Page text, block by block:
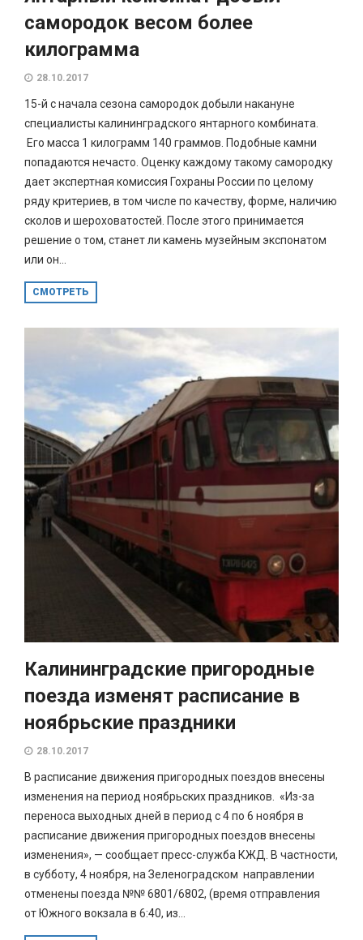
самородок весом более
килограмма
28.10.2017
15-й с начала сезона самородок добыли накануне
специалисты калининградского янтарного комбината.
Его масса 1 килограмм 140 граммов. Подобные камни
попадаются нечасто. Оценку каждому такому самородку
дает экспертная комиссия Гохраны России по целому
ряду критериев, в том числе по качеству, форме, наличию
сколов и шероховатостей. После этого принимается
решение о том, станет ли камень музейным экспонатом
или он...
СМОТРЕТЬ
Калининградские пригородные
поезда изменят расписание в
ноябрьские праздники
28.10.2017
В расписание движения пригородных поездов внесены
изменения на период ноябрьских праздников. «Из-за
переноса выходных дней в период с 4 по 6 ноября в
расписание движения пригородных поездов внесены
изменения», — сообщает пресс-служба КЖД. В частности,
в субботу, 4 ноября, на Зеленоградском направлении
отменены поезда №№ 6801/6802, (время отправления
от Южного вокзала в 6:40, из...